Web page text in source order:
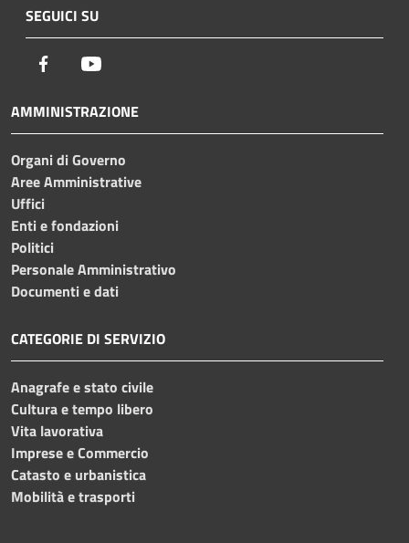
SEGUICI SU
Facebook
AMMINISTRAZIONE
Organi di Governo
Aree Amministrative
Uffici
Enti e fondazioni
Politici
Personale Amministrativo
Documenti e dati
CATEGORIE DI SERVIZIO
Anagrafe e stato civile
Cultura e tempo libero
Vita lavorativa
Imprese e Commercio
Catasto e urbanistica
Mobilità e trasporti